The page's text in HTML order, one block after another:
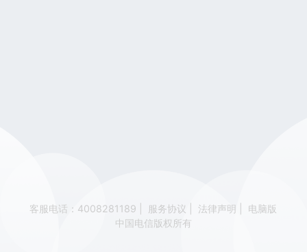
客服电话：4008281189 服务协议 法律声明
电脑版
中国电信版权所有